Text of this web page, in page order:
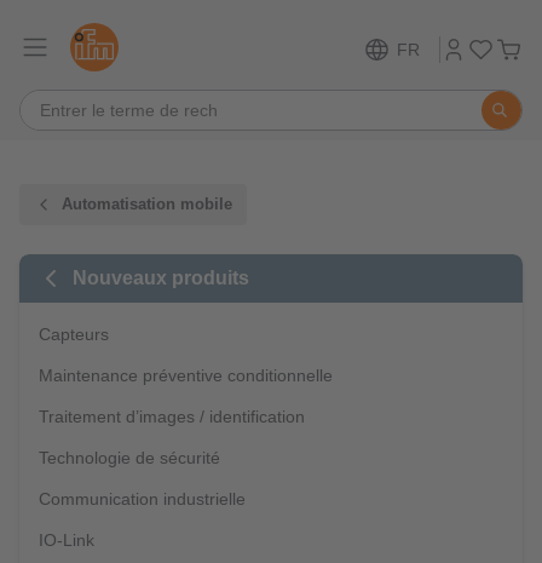
FR
Automatisation mobile
Nouveaux produits
Capteurs
Maintenance préventive conditionnelle
Traitement d’images / identification
Technologie de sécurité
Communication industrielle
IO-Link